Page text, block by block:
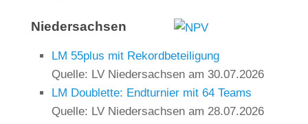
Niedersachsen
LM 55plus mit Rekordbeteiligung
Quelle: LV Niedersachsen am 30.07.2026
LM Doublette: Endturnier mit 64 Teams
Quelle: LV Niedersachsen am 28.07.2026